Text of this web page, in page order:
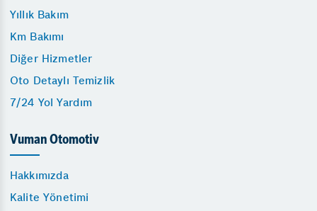
Yıllık Bakım
Km Bakımı
Diğer Hizmetler
Oto Detaylı Temizlik
7/24 Yol Yardım
Vuman Otomotiv
Hakkımızda
Kalite Yönetimi